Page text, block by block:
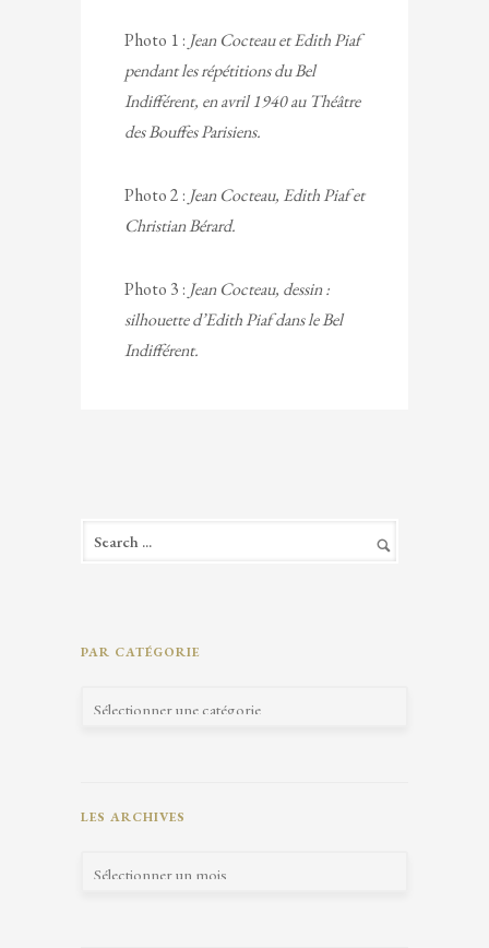
Photo 1 : Jean Cocteau et Edith Piaf
pendant les répétitions du Bel
Indifférent, en avril 1940 au Théâtre
des Bouffes Parisiens.
Photo 2 : Jean Cocteau, Edith Piaf et
Christian Bérard.
Photo 3 : Jean Cocteau, dessin :
silhouette d’Edith Piaf dans le Bel
Indifférent.
PAR CATÉGORIE
LES ARCHIVES